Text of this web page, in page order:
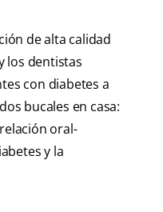
de alta calidad
los dentistas
con diabetes a
bucales en casa:
oral-
y la